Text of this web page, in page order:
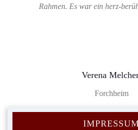
Rahmen. Es war ein herz-
Verena
Forchheim